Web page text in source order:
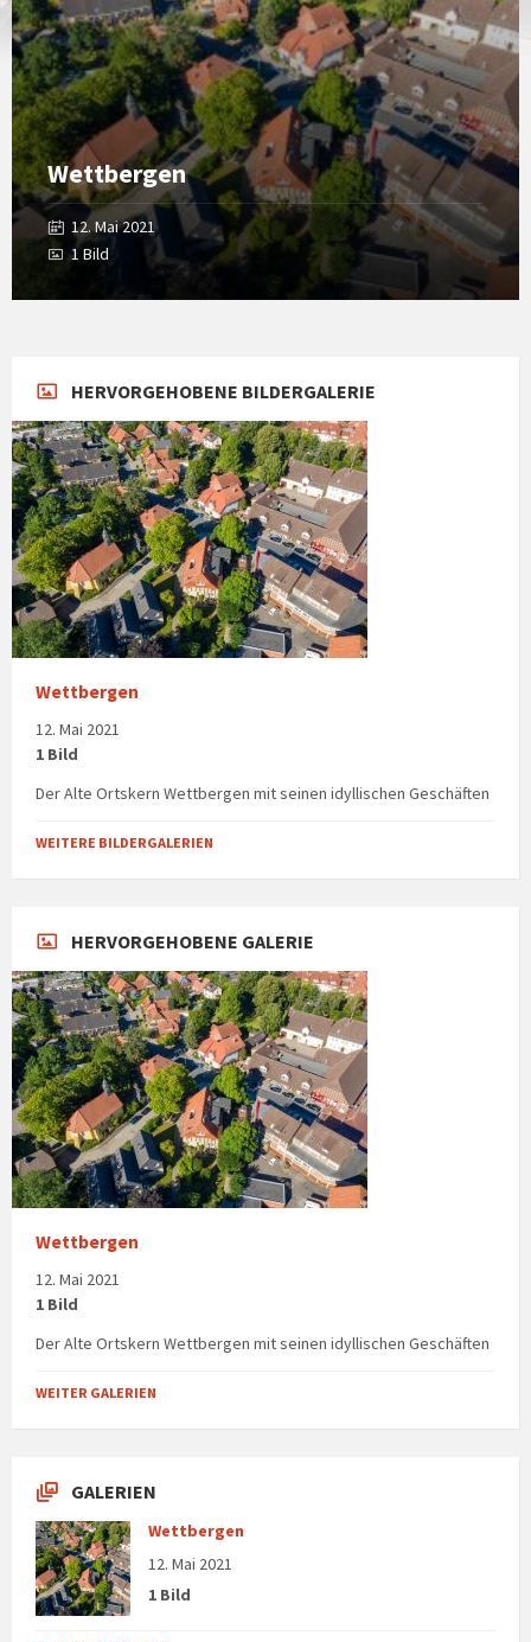
Wettbergen
12. Mai 2021
1 Bild
HERVORGEHOBENE BILDERGALERIE
Wettbergen
12. Mai 2021
1 Bild
Der Alte Ortskern Wettbergen mit seinen idyllischen Geschäften
WEITERE BILDERGALERIEN
HERVORGEHOBENE GALERIE
Wettbergen
12. Mai 2021
1 Bild
Der Alte Ortskern Wettbergen mit seinen idyllischen Geschäften
WEITER GALERIEN
GALERIEN
Wettbergen
12. Mai 2021
1 Bild